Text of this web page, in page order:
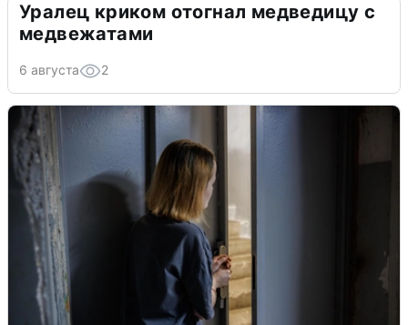
Уралец криком отогнал медведицу с
медвежатами
6 августа 2